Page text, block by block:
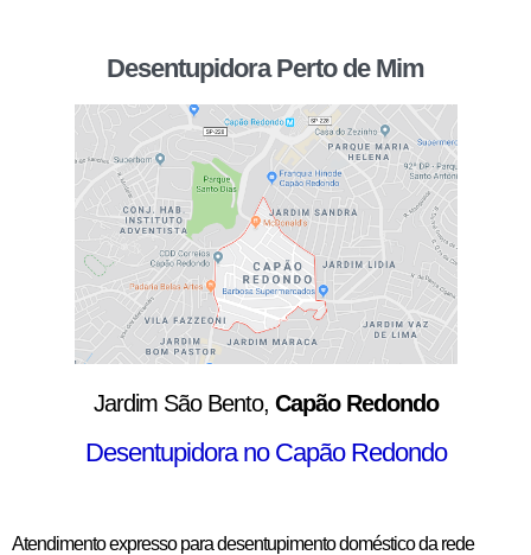
Desentupidora Perto de Mim
Jardim São Bento, Capão Redondo
Desentupidora no Capão Redondo
Atendimento expresso para desentupimento doméstico da rede